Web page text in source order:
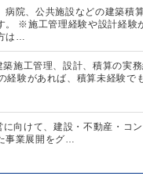
病院、公共施設などの建築積
。 ※施工管理経験や設計経験
は…
築施工管理、設計、積算の実
経験があれば、積算未経験で
に向けて、建設・不動産・コ
事業展開をグ…